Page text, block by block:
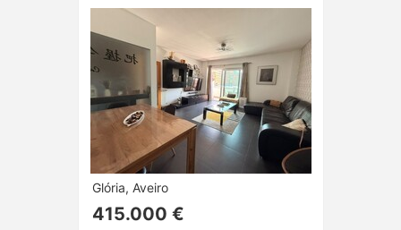
Glória, Aveiro
415.000 €